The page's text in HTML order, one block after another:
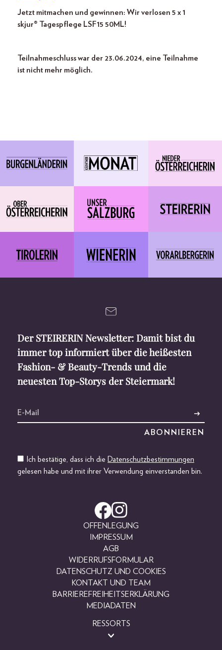
Jetzt mitmachen und gewinnen: Wir verlosen 5 x 1
skjur® Tagespflege LSF15 50ML!
Teilnahmeschluss war der 23.06.2024, eine Teilnahme
ist nicht mehr möglich.
Der STEIRERIN Newsletter: Damit bist du
immer top informiert über die heißesten
Fashion- & Beauty-Trends und die
neuesten Top-Storys der Steiermark!
Ich bestätige, dass ich die Datenschutzbestimmungen
gelesen habe und mit ihrer Verwendung einverstanden bin.
OFFENLEGUNG
IMPRESSUM
AGB
WIDERRUFSFORMULAR
DATENSCHUTZ UND COOKIES
KONTAKT UND TEAM
BARRIEREFREIHEITSERKLÄRUNG
MEDIADATEN
RESSORTS